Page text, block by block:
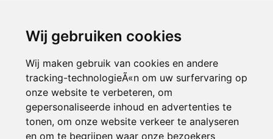
Wij gebruiken cookies
Wij maken gebruik van cookies en andere
tracking-technologieÃ«n om uw surfervaring op
onze website te verbeteren, om
gepersonaliseerde inhoud en advertenties te
tonen, om onze website verkeer te analyseren
en om te begrijpen waar onze bezoekers